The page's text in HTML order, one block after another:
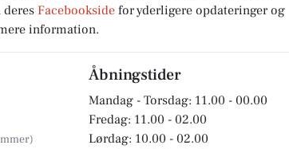
deres Facebookside for yderligere opdateringer og
information.
Åbningstider
Mandag - Torsdag: 11.00 - 00.00
Fredag: 11.00 - 02.00
Lørdag: 10.00 - 02.00